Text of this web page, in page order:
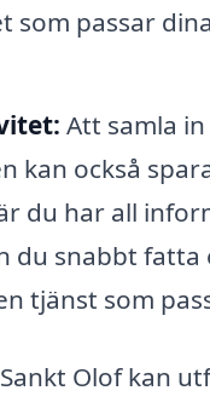
som passar
Att samla
kan också
du har all
du snabbt fatta
tjänst som
Olof kan